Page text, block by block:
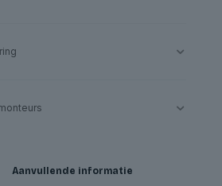
Aanvullende informatie